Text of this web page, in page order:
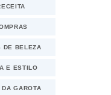
DE BELEZA
E ESTILO
GAROTA